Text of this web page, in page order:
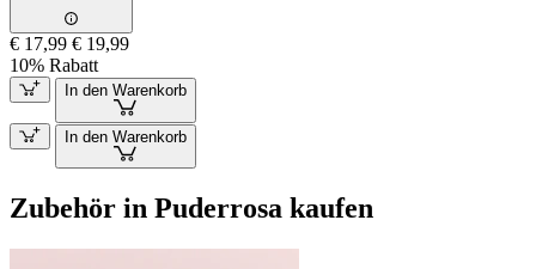
€ 17,99 € 19,99
10% Rabatt
In den Warenkorb
In den Warenkorb
Zubehör in Puderrosa kaufen